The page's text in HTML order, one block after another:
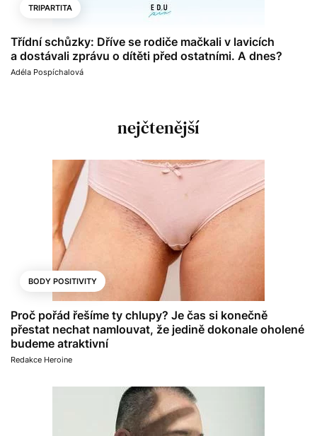
TRIPARTITA
Třídní schůzky: Dříve se rodiče mačkali v lavicích
a dostávali zprávu o dítěti před ostatními. A dnes?
Adéla Pospíchalová
nejčtenější
BODY POSITIVITY
Proč pořád řešíme ty chlupy? Je čas si konečně
přestat nechat namlouvat, že jedině dokonale oholené
budeme atraktivní
Redakce Heroine